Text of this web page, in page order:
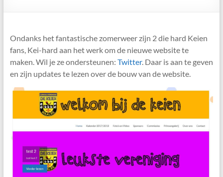
De
Keien
Ondanks het fantastische zomerweer zijn 2 die hard Keien
fans, Kei-hard aan het werk om de nieuwe website te
maken. Wil je ze ondersteunen: Twitter. Daar is aan te geven
en zijn updates te lezen over de bouw van de website.